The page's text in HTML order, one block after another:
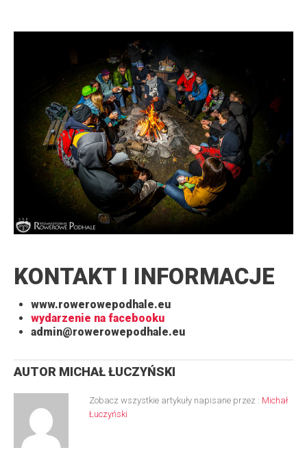
KONTAKT I INFORMACJE
www.rowerowepodhale.eu
wydarzenie na facebooku
admin@rowerowepodhale.eu
AUTOR MICHAŁ ŁUCZYŃSKI
Zobacz wszystkie artykuły napisane przez : Michał
Łuczyński